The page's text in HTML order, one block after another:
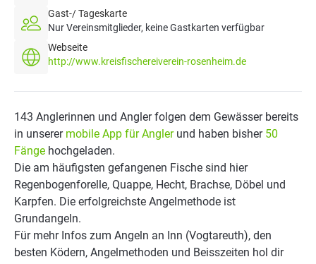
Gast-/ Tageskarte
Nur Vereinsmitglieder, keine Gastkarten verfügbar
Webseite
http://www.kreisfischereiverein-rosenheim.de
143 Anglerinnen und Angler folgen dem Gewässer bereits
in unserer mobile App für Anglerund haben bisher 50
Fänge hochgeladen.
Die am häufigsten gefangenen Fische sind hier
Regenbogenforelle, Quappe, Hecht, Brachse, Döbel und
Karpfen. Die erfolgreichste Angelmethode ist
Grundangeln.
Für mehr Infos zum Angeln an Inn (Vogtareuth), den
besten Ködern, Angelmethoden und Beisszeiten hol dir